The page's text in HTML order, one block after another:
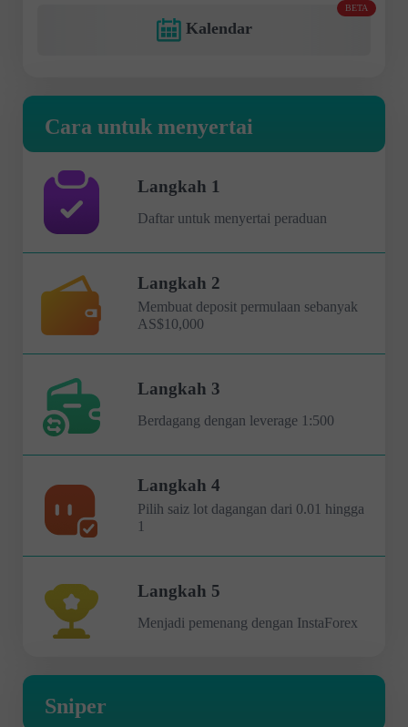
Kalendar
BETA
Cara untuk menyertai
Langkah 1
Daftar untuk menyertai peraduan
Langkah 2
Membuat deposit permulaan sebanyak
AS$10,000
Langkah 3
Berdagang dengan leverage 1:500
Langkah 4
Pilih saiz lot dagangan dari 0.01 hingga
1
Langkah 5
Menjadi pemenang dengan InstaForex
Sniper